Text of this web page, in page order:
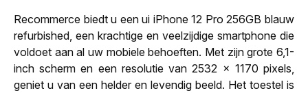
Recommerce biedt u een ui iPhone 12 Pro 256GB blauw
refurbished, een krachtige en veelzijdige smartphone die
voldoet aan al uw mobiele behoeften. Met zijn grote 6,1-
inch scherm en een resolutie van 2532 x 1170 pixels,
geniet u van een helder en levendig beeld. Het toestel is